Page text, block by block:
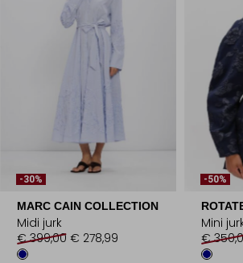
-30%
MARC CAIN COLLECTION
Midi jurk
€ 399,00 € 278,99
-50%
Mini
€